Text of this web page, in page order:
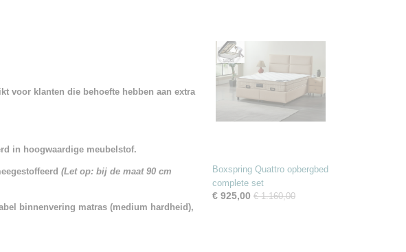
voor klanten die behoefte hebben aan extra
in hoogwaardige meubelstof.
(Let op: bij de maat 90 cm
binnenvering matras (medium hardheid),
Boxspring Quattro opbergbed
complete set
€ 925,00 € 1.160,00